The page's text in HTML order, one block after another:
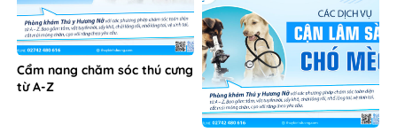
Cẩm nang chăm sóc thú cưng
từ A-Z